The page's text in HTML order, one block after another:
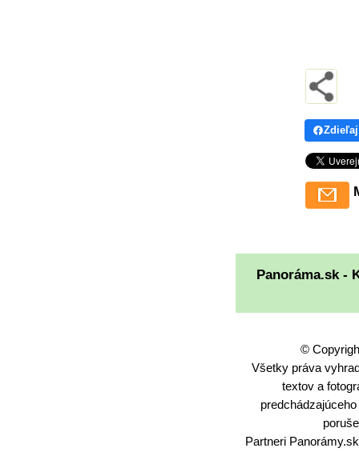
Zdieľaj
Panoráma.sk -
©
Všetky práva
textov a
Partneri